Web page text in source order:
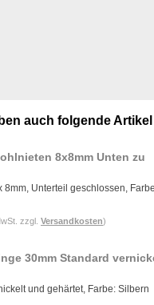
auch folgende Artikel
8x8mm Unten zu
8mm, Unterteil geschlossen,
zzgl. Versandkosten)
30mm Standard
und gehärtet, Farbe: Silbern